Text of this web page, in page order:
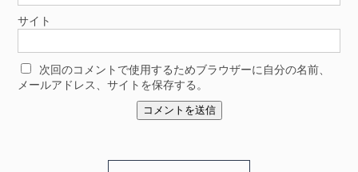
サイト
次回のコメントで使用するためブラウザーに自分の名前、
メールアドレス、サイトを保存する。